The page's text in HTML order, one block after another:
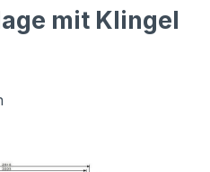
mit Klingel